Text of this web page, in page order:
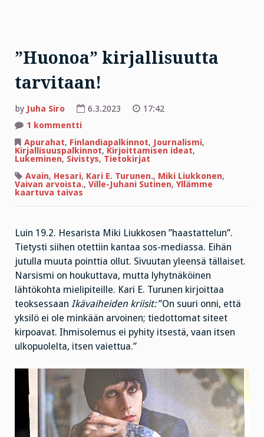
”Huonoa” kirjallisuutta
tarvitaan!
by Juha Siro 6.3.2023
17:42
1 kommenttiartikkeliin
kirjallisuutta
tarvitaan!
Apurahat, Finlandiapalkinnot, Journalismi,
Kirjallisuuspalkinnot, Kirjoittamisen ideat,
Lukeminen, Sivistys, Tietokirjat
Avain, Hesari, Kari E. Turunen., Miki Liukkonen,
Vaivan arvoista., Ville-Juhani Sutinen, Yllämme
kaartuva taivas
Luin 19.2. Hesarista Miki Liukkosen ”haastattelun”.
Tietysti siihen otettiin kantaa sos-mediassa. Eihän
jutulla muuta pointtia ollut. Sivuutan yleensä tällaiset.
Narsismi on houkuttava, mutta lyhytnäköinen
lähtökohta mielipiteille. Kari E. Turunen kirjoittaa
teoksessaan Ikävaiheiden kriisit:”On suuri onni, että
yksilö ei ole minkään arvoinen; tiedottomat siteet
kirpoavat. Ihmisolemus ei pyhity itsestä, vaan itsen
ulkopuolelta, itsen vaiettua.”